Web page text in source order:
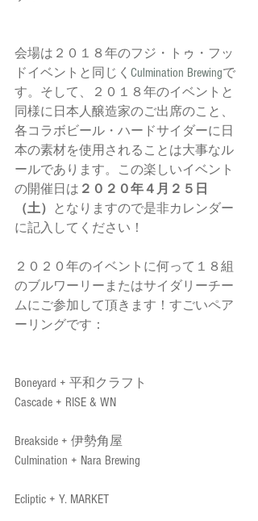
会場は２０１８年のフジ・トゥ・フッ
ドイベントと同じく Culmination Brewingで
す。そして、２０１８年のイベントと
同様に日本人醸造家のご出席のこと、
各コラボビール・ハードサイダーに日
本の素材を使用されることは大事なル
ールであります。この楽しいイベント
の開催日は ２０２０年４月２５日
（土）
となりますので是非カレンダー
に記入してください！
２０２０年のイベントに何って１８組
のブルワーリーまたはサイダリーチー
ムにご参加して頂きます！すごいペア
ーリングです：
Boneyard + 平和クラフト
Cascade + RISE & WN
Breakside + 伊勢角屋
Culmination + Nara Brewing
Ecliptic + Y. MARKET